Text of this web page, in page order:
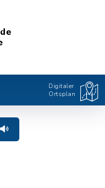
Digitaler
Ortsplan